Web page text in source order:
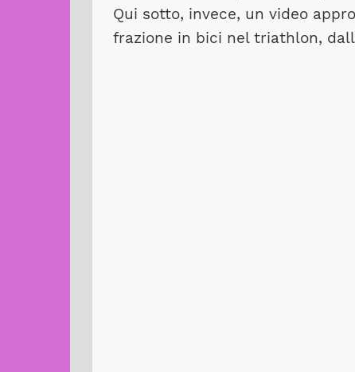
Qui sotto, invece, un video
frazione in bici nel triathlon,